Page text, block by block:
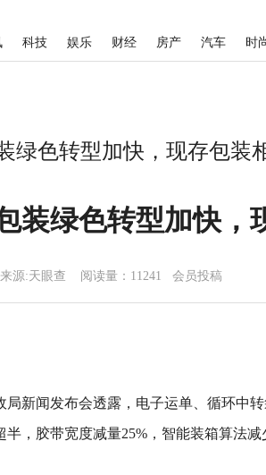
科技 娱乐 财经 房产 汽车 时
绿色转型加快，现存包装
装绿色转型加快，
源:天眼查 阅读量：11241 会员投稿
局新闻发布会透露，电子运单、循环中
半，胶带宽度减量25%，智能装箱算法